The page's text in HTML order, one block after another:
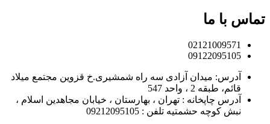
تماس با ما
02121009571
09122095105
آدرس: میدان آزادی سه راه شمشیری.خ قزوین مجتمع میلاد
قائم، طبقه 2 ، واحد 547
آدرس چاپخانه : تهران ، بهارستان ، خیابان مجاهدین اسلام ،
نبش کوچه حشمتیه تلفن : 09212095105